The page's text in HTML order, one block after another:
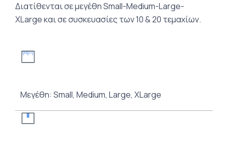
Διατίθενται σε μεγέθηSmall-Medium-Large-
XLargeκαι σε συσκευασίες των10 & 20 τεμαχίων.
Μεγέθη: Small, Medium, Large, XLarge